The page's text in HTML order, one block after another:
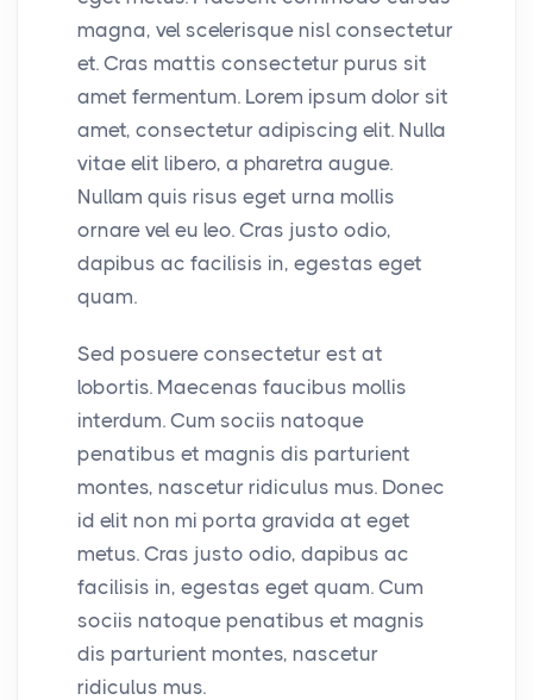
magna, vel scelerisque nisl consectetur
et. Cras mattis consectetur purus sit
amet fermentum. Lorem ipsum dolor sit
amet, consectetur adipiscing elit. Nulla
vitae elit libero, a pharetra augue.
Nullam quis risus eget urna mollis
ornare vel eu leo. Cras justo odio,
dapibus ac facilisis in, egestas eget
quam.
Sed posuere consectetur est at
lobortis. Maecenas faucibus mollis
interdum. Cum sociis natoque
penatibus et magnis dis parturient
montes, nascetur ridiculus mus. Donec
id elit non mi porta gravida at eget
metus. Cras justo odio, dapibus ac
facilisis in, egestas eget quam. Cum
sociis natoque penatibus et magnis
dis parturient montes, nascetur
ridiculus mus.